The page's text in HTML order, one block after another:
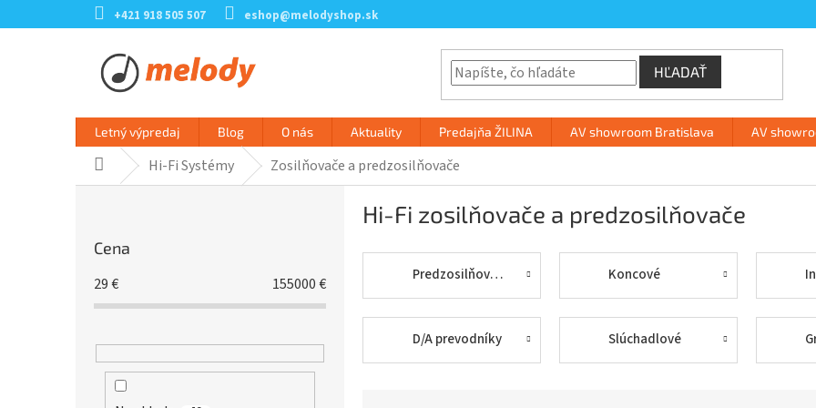
na
+421 918 505 507 eshop@melodyshop.sk
HĽADAŤ
Letný výpredaj Blog O nás Aktuality Predajňa ŽILINA AV showroom Bratislava AV
DomovHi-Fi Systémy Zosilňovače a predzosilňovače
Cena
29€ 155000€
Hi-Fi zosilňovače a predzosilňovače
Predzosilňovače Koncové
D/A prevodníky Slúchadlové